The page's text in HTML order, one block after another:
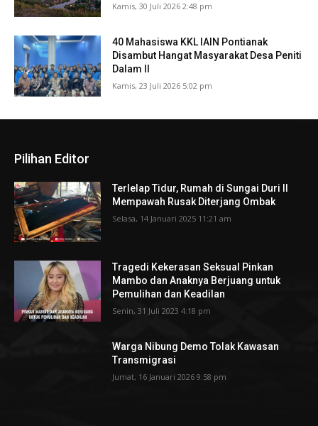
Kamis, 30 Juli 2026 2:48 pm
40 Mahasiswa KKL IAIN Pontianak
Disambut Hangat Masyarakat Desa Peniti
Dalam II
Kamis, 23 Juli 2026 5:02 pm
Pilihan Editor
Terlelap Tidur, Rumah di Sungai Duri II
Mempawah Rusak Diterjang Ombak
Selasa, 14 Januari 2025 11:21 am
Tragedi Kekerasan Seksual Pinkan
Mambo dan Anaknya Berjuang untuk
Pemulihan dan Keadilan
Senin, 31 Juli 2023 4:18 pm
Warga Nibung Demo Tolak Kawasan
Transmigrasi
Jumat, 16 Januari 2026 9:58 pm